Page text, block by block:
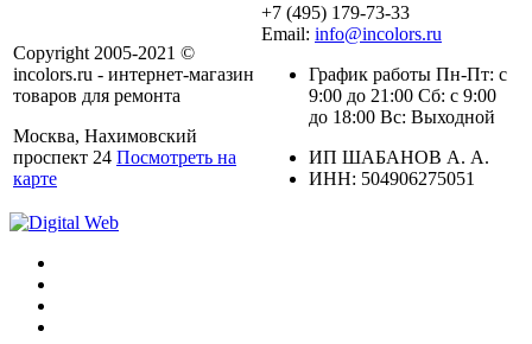
Copyright 2005-2021 ©
incolors.ru - интернет-магазин
товаров для ремонта
Москва, Нахимовский
проспект 24 Посмотреть на
карте
+7 (495) 179-73-33
Email: info@incolors.ru
График работы Пн-Пт: с
9:00 до 21:00 Сб: с 9:00
до 18:00 Вс: Выходной
ИП ШАБАНОВ А. А.
ИНН: 504906275051